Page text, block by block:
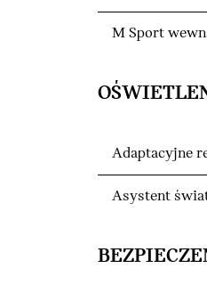
M Sport
Adaptacyjne
Asystent